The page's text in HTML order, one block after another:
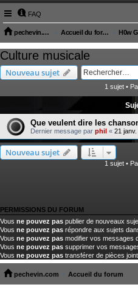
FAQ
pechevin.com Accueil du forum
Culture musicale
Nouveau sujet
1 sujet •
Que veulent dire les
Dernier message par phil « 21
Nouveau sujet
1 sujet •
PERMISSIONS DU FORUM
Vous ne pouvez pas publier de nouveaux
Vous ne pouvez pas répondre aux sujets
Vous ne pouvez pas modifier vos messages
Vous ne pouvez pas supprimer vos
Vous ne pouvez pas transférer de pièces
pechevin.com Accueil du forum